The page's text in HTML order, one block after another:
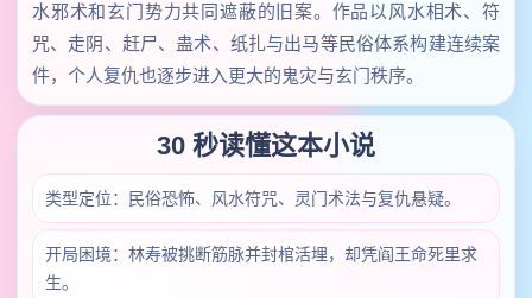
水邪术和玄门势力共同遮蔽的旧案。作品以风水相术、符
咒、走阴、赶尸、蛊术、纸扎与出马等民俗体系构建连续案
件，个人复仇也逐步进入更大的鬼灾与玄门秩序。
30 秒读懂这本小说
类型定位：民俗恐怖、风水符咒、灵门术法与复仇悬疑。
开局困境：林寿被挑断筋脉并封棺活埋，却凭阎王命死里求
生。